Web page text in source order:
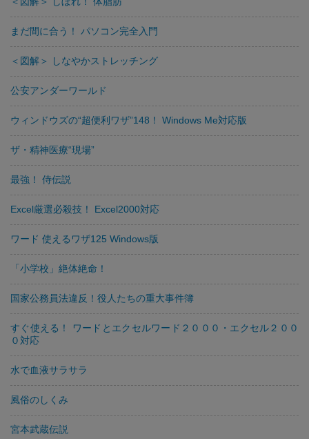
まだ間に合う！ パソコン完全入門
＜図解＞ しなやかストレッチング
公安アンダーワールド
ウィンドウズの“超便利ワザ”148！ Windows Me対応版
ザ・精神医療“現場”
最強！ 侍伝説
Excel厳選必殺技！ Excel2000対応
ワード 使えるワザ125 Windows版
「小学校」絶体絶命！
国家公務員法違反！役人たちの重大事件簿
すぐ使える！ ワードとエクセルワード２０００・エクセル２００
０対応
水で血液サラサラ
風俗のしくみ
宮本武蔵伝説